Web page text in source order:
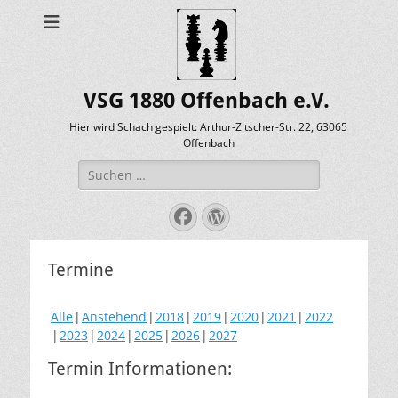
VSG 1880 Offenbach e.V.
Hier wird Schach gespielt: Arthur-Zitscher-Str. 22, 63065
Offenbach
Suche
nach:
Facebook
WordPress
Termine
Alle Anstehend 2018 2019 2020 2021
2022
2023 2024 2025 2026 2027
Termin Informationen: